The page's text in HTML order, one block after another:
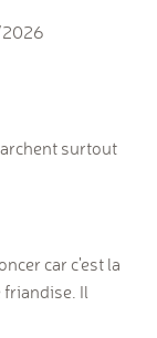
surtout
car c'est la
friandise. Il